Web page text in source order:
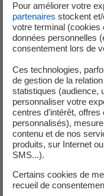
l'extérieur du
Nombreux
mairies,
Appui aux
de fortes
Zone de travail
quelques
Rabodanges
Compétences
Être titulaire
Maîtriser
Être titulaire
Pour améliorer votre
partenaires stockent
votre terminal (cookies
données personnelles
consentement lors de
Ces technologies,
de gestion de la
statistiques (audience,
personnaliser votre
centres d’intérêt,
personnalisés),
contenu et de nos
produits, sur Internet
SMS...).
Certains cookies de
recueil de